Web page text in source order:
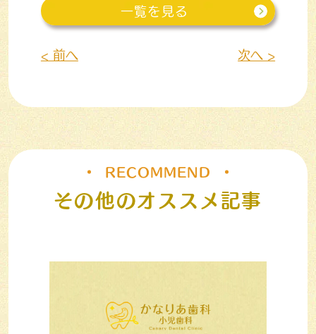
< 前へ
一覧を見る
次へ >
RECOMMEND
その他のオススメ記事